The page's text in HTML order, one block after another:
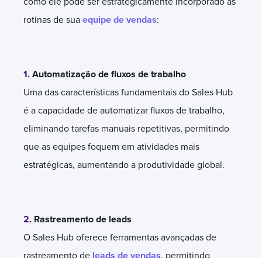
rotinas de sua equipe de vendas:
1. Automatização de fluxos de trabalho
Uma das características fundamentais do Sales Hub
é a capacidade de automatizar fluxos de trabalho,
eliminando tarefas manuais repetitivas, permitindo
que as equipes foquem em atividades mais
estratégicas, aumentando a produtividade global.
2. Rastreamento de leads
O Sales Hub oferece ferramentas avançadas de
rastreamento de leads de vendas, permitindo